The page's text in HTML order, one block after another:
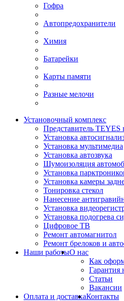
Гофра
Автопредохранители
Химия
Батарейки
Карты памяти
Разные мелочи
Установочный комплекс
Представитель TEYES
Установка
Установка мультимедиа
Установка автозвука
Шумоизоляция
Установка
Установка камеры
Тонировка стекол
Нанесение
Установка
Установка подогрева
Цифровое ТВ
Ремонт автомагнитол
Ремонт брелоков и
Наши работыО нас
Как
Гарантия
Статьи
Вакансии
Оплата и доставкаКонтакты